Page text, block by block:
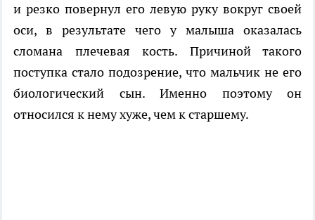
и резко повернул его левую руку вокруг своей
оси, в результате чего у малыша оказалась
сломана плечевая кость. Причиной такого
поступка стало подозрение, что мальчик не его
биологический сын. Именно поэтому он
относился к нему хуже, чем к старшему.